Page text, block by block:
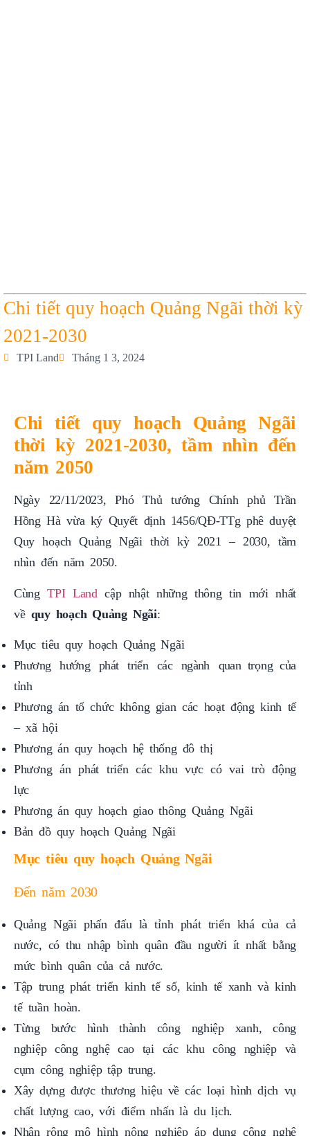
2021-2030
TPI Land Tháng 1 3, 2024
thời kỳ 2021-2030, tầm nhìn đến
năm 2050
Ngày 22/11/2023, Phó Thủ tướng Chính phủ Trần
Hồng Hà vừa ký Quyết định 1456/QĐ-TTg phê duyệt
Quy hoạch Quảng Ngãi thời kỳ 2021 – 2030, tầm
nhìn đến năm 2050.
CùngTPI Landcập nhật những thông tin mới nhất
vềquy hoạch Quảng Ngãi:
Mục tiêu quy hoạch Quảng Ngãi
Phương hướng phát triển các ngành quan trọng của
tỉnh
Phương án tổ chức không gian các hoạt động kinh tế
– xã hội
Phương án quy hoạch hệ thống đô thị
Phương án phát triển các khu vực có vai trò động
lực
Phương án quy hoạch giao thông Quảng Ngãi
Bản đồ quy hoạch Quảng Ngãi
Mục tiêu quy hoạch Quảng Ngãi
Đến năm 2030
Quảng Ngãi phấn đấu là tỉnh phát triển khá của cả
nước, có thu nhập bình quân đầu người ít nhất bằng
mức bình quân của cả nước.
Tập trung phát triển kinh tế số, kinh tế xanh và kinh
tế tuần hoàn.
Từng bước hình thành công nghiệp xanh, công
nghiệp công nghệ cao tại các khu công nghiệp và
cụm công nghiệp tập trung.
Xây dựng được thương hiệu về các loại hình dịch vụ
chất lượng cao, với điểm nhấn là du lịch.
Nhân rộng mô hình nông nghiệp áp dụng công nghệ
cao, nông nghiệp hữu cơ, nông nghiệp tuần hoàn.